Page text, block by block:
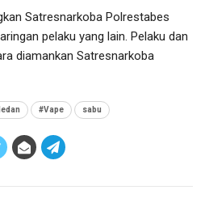
Satresnarkoba Polrestabes
pelaku yang lain. Pelaku dan
diamankan Satresnarkoba
#Vape sabu